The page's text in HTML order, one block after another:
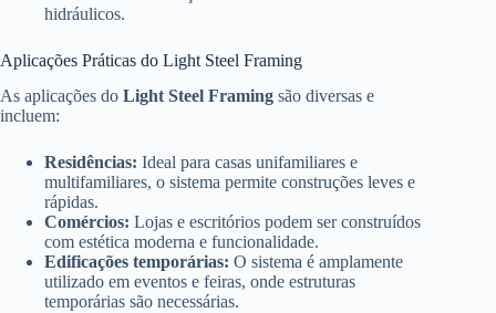
hidráulicos.
Aplicações Práticas do Light Steel Framing
As aplicações do Light Steel Framing são diversas e
incluem:
Residências: Ideal para casas unifamiliares e
multifamiliares, o sistema permite construções leves e
rápidas.
Comércios: Lojas e escritórios podem ser construídos
com estética moderna e funcionalidade.
Edificações temporárias: O sistema é amplamente
utilizado em eventos e feiras, onde estruturas
temporárias são necessárias.